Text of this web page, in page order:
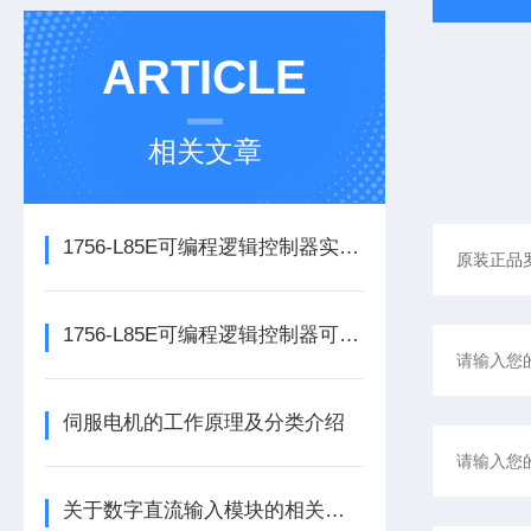
ARTICLE
相关文章
1756-L85E可编程逻辑控制器实操应用常见问题分析及解决方法探讨
1756-L85E可编程逻辑控制器可满足多行业自动化精准控制需求
伺服电机的工作原理及分类介绍
关于数字直流输入模块的相关介绍